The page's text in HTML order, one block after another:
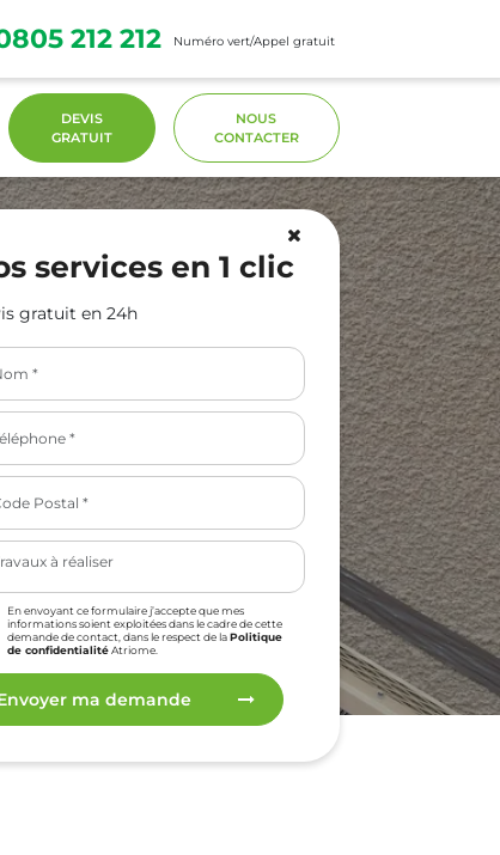
212 212 Numéro vert/Appel gratuit
DEVIS
GRATUIT
NOUS
CONTACTER
services en 1 clic
gratuit en 24h
En envoyant ce formulaire j’accepte que mes
informations soient exploitées dans le cadre de cette
demande de contact, dans le respect de laPolitique
de confidentialitéAtriome.
ma demande